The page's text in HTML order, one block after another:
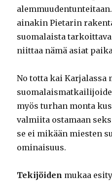
ainakin Pietarin
suomalaista
niittaa nämä asiat
No totta kai Karjalassa
myös turhan monta
valmiita ostamaan
se ei mikään miesten
ominaisuus.
Tekijöiden mukaa